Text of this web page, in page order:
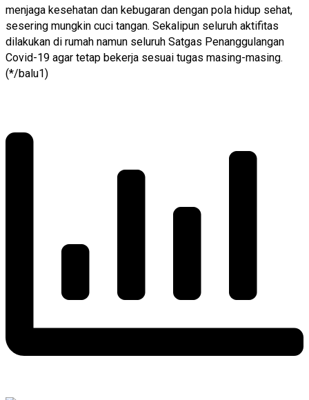
menjaga kesehatan dan kebugaran dengan pola hidup sehat,
sesering mungkin cuci tangan. Sekalipun seluruh aktifitas
dilakukan di rumah namun seluruh Satgas Penanggulangan
Covid-19 agar tetap bekerja sesuai tugas masing-masing.
(*/balu1)